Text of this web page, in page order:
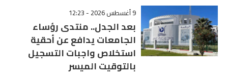
9 أغسطس 2026 - 12:23
بعد الجدل.. منتدى رؤساء
الجامعات يدافع عن أحقية
استخلاص واجبات التسجيل
بالتوقيت الميسر